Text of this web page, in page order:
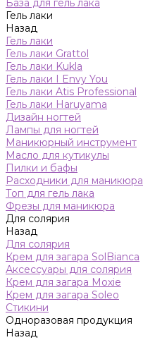
База для гель лака
Гель лаки
Назад
Гель лаки
Гель лаки Grattol
Гель лаки Kukla
Гель лаки I Envy You
Гель лаки Atis Professional
Гель лаки Haruyama
Дизайн ногтей
Лампы для ногтей
Маникюрный инструмент
Масло для кутикулы
Пилки и бафы
Расходники для маникюра
Топ для гель лака
Фрезы для маникюра
Для солярия
Назад
Для солярия
Крем для загара SolBianca
Аксессуары для солярия
Крем для загара Moxie
Крем для загара Soleo
Стикини
Одноразовая продукция
Назад